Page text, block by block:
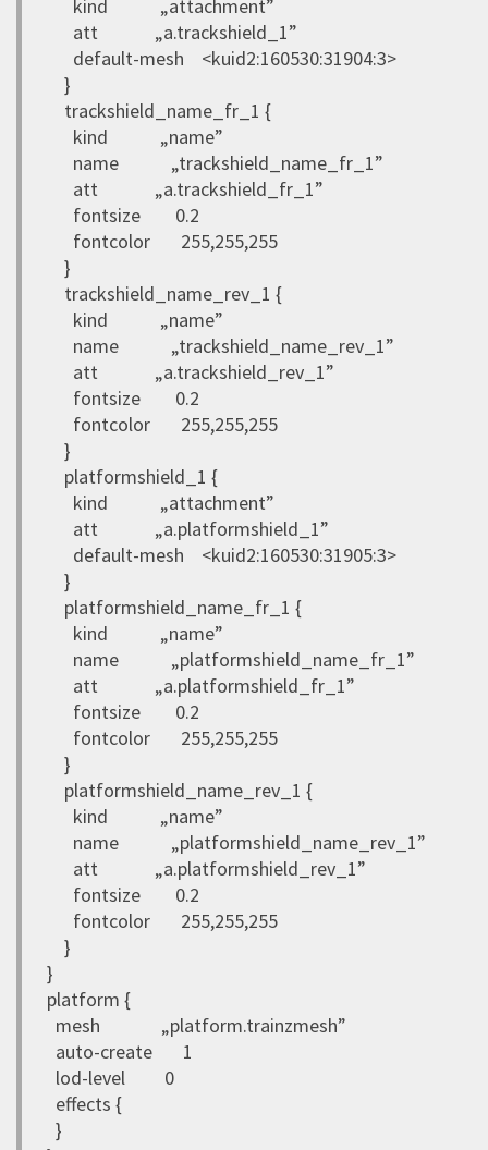
kind „attachment”
att „a.trackshield_1”
default-mesh <kuid2:160530:31904:3>
}
trackshield_name_fr_1 {
kind „name”
name „trackshield_name_fr_1”
att „a.trackshield_fr_1”
fontsize 0.2
fontcolor 255,255,255
}
trackshield_name_rev_1 {
kind „name”
name „trackshield_name_rev_1”
att „a.trackshield_rev_1”
fontsize 0.2
fontcolor 255,255,255
}
platformshield_1 {
kind „attachment”
att „a.platformshield_1”
default-mesh <kuid2:160530:31905:3>
}
platformshield_name_fr_1 {
kind „name”
name „platformshield_name_fr_1”
att „a.platformshield_fr_1”
fontsize 0.2
fontcolor 255,255,255
}
platformshield_name_rev_1 {
kind „name”
name „platformshield_name_rev_1”
att „a.platformshield_rev_1”
fontsize 0.2
fontcolor 255,255,255
}
}
platform {
mesh „platform.trainzmesh”
auto-create 1
lod-level 0
effects {
}